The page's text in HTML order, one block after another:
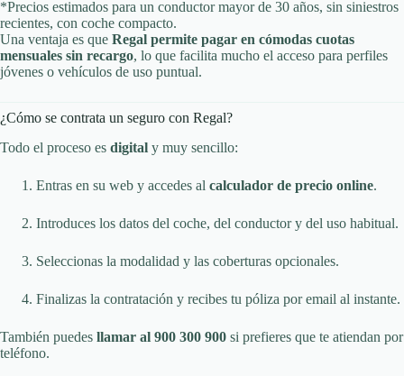
*Precios estimados para un conductor mayor de 30 años, sin siniestros
recientes, con coche compacto.
Una ventaja es que Regal permite pagar en cómodas cuotas
mensuales sin recargo, lo que facilita mucho el acceso para perfiles
jóvenes o vehículos de uso puntual.
¿Cómo se contrata un seguro con Regal?
Todo el proceso es digital y muy sencillo:
Entras en su web y accedes al calculador de precio online.
Introduces los datos del coche, del conductor y del uso habitual.
Seleccionas la modalidad y las coberturas opcionales.
Finalizas la contratación y recibes tu póliza por email al instante.
También puedes llamar al 900 300 900 si prefieres que te atiendan por
teléfono.